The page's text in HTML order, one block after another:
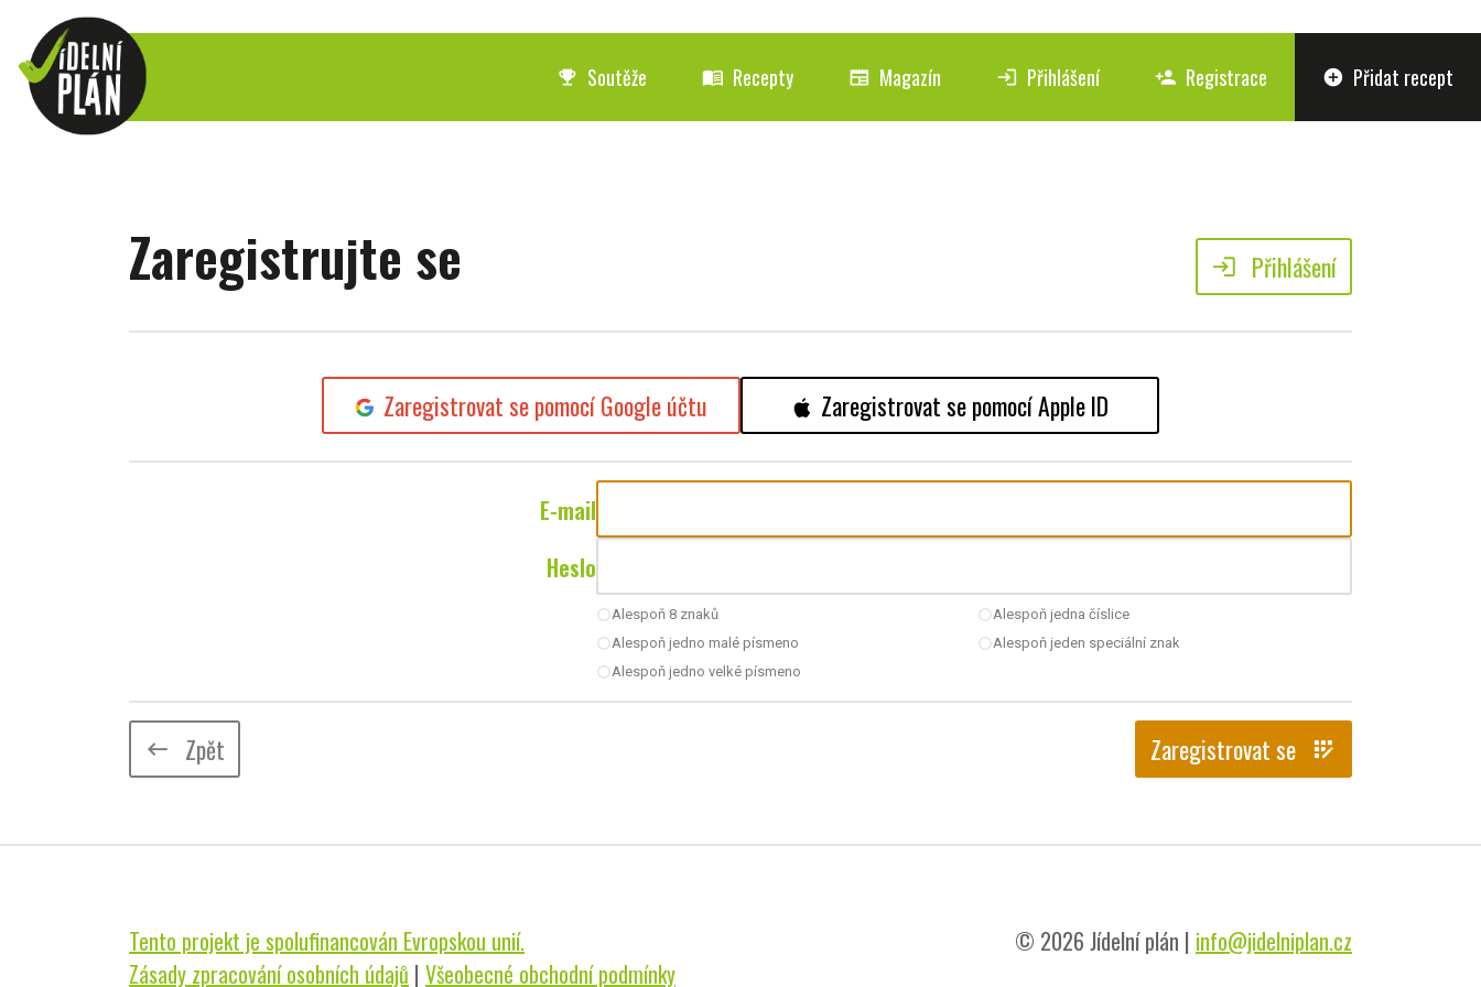
emoji_events Soutěže menu_book Recepty newspaper Magazín login Přihlášení person_add Registrace add_circle Přidat recept
Zaregistrujte se login Přihlášení
Zaregistrovat se pomocí Google účtu Zaregistrovat se pomocí Apple ID
E-mail
Heslo
radio_button_uncheckedAlespoň 8 znaků
radio_button_uncheckedAlespoň jedno malé písmeno
radio_button_uncheckedAlespoň jedno velké písmeno
radio_button_uncheckedAlespoň jedna číslice
radio_button_uncheckedAlespoň jeden speciální znak
keyboard_backspace Zpět Zaregistrovat se app_registration
Tento projekt je spolufinancován Evropskou unií.
Zásady zpracování osobních údajů | Všeobecné obchodní podmínky
© 2026 Jídelní plán | info@jidelniplan.cz